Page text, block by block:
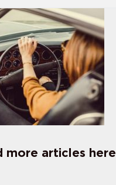
more articles here